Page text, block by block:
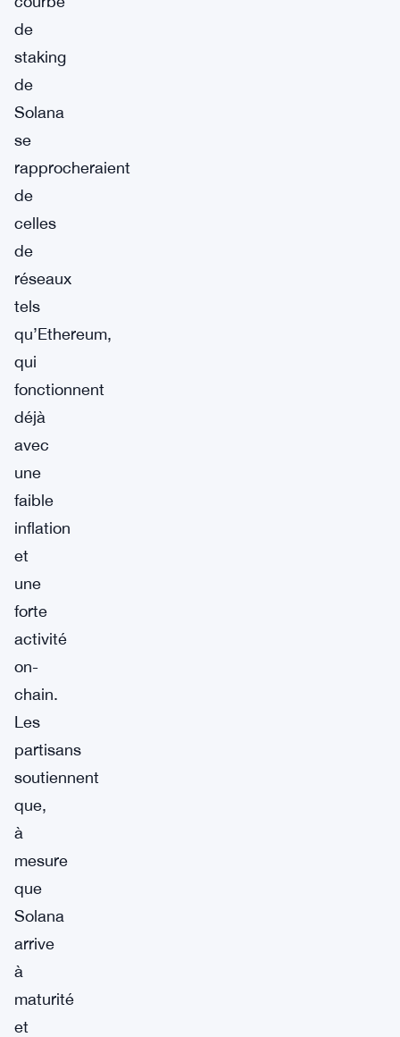
de
staking
de
Solana
se
rapprocheraient
de
celles
de
réseaux
tels
qu’Ethereum,
qui
fonctionnent
déjà
avec
une
faible
inflation
et
une
forte
activité
on-
chain.
Les
partisans
soutiennent
que,
à
mesure
que
Solana
arrive
à
maturité
et